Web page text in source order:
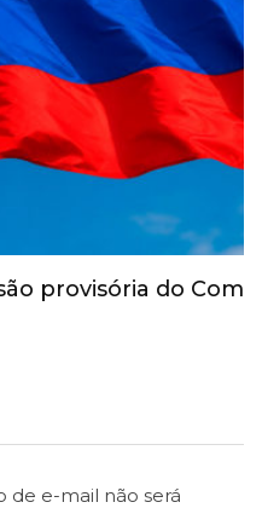
do Comitê
de e-mail não será